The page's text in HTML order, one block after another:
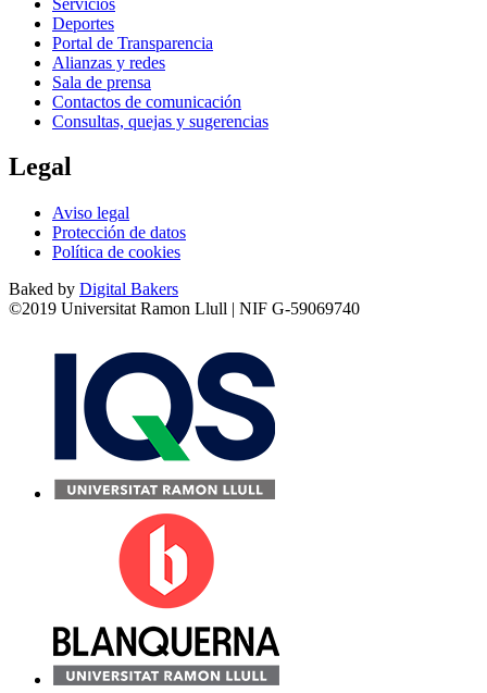
Deportes
Portal de Transparencia
Alianzas y redes
Sala de prensa
Contactos de comunicación
Consultas, quejas y sugerencias
Legal
Aviso legal
Protección de datos
Política de cookies
Baked by Digital Bakers
©2019 Universitat Ramon Llull | NIF G-59069740